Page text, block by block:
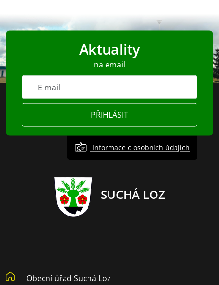
Aktuality
na email
PŘIHLÁSIT
Informace o osobních údajích
SUCHÁ LOZ
Obecní úřad Suchá Loz